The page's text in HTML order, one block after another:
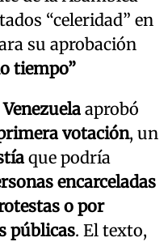
“celeridad” en
su aprobación
tiempo”
Venezuela aprobó
votación, un
que podría
encarceladas
o por
públicas. El texto,